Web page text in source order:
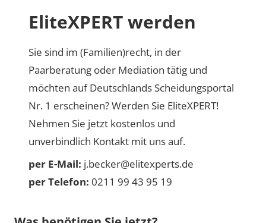
EliteXPERT werden
Sie sind im (Familien)recht, in der
Paarberatung oder Mediation tätig und
möchten auf Deutschlands Scheidungsportal
Nr. 1 erscheinen? Werden Sie EliteXPERT!
Nehmen Sie jetzt kostenlos und
unverbindlich Kontakt mit uns auf.
per E-Mail: j.becker@elitexperts.de
per Telefon: 0211 99 43 95 19